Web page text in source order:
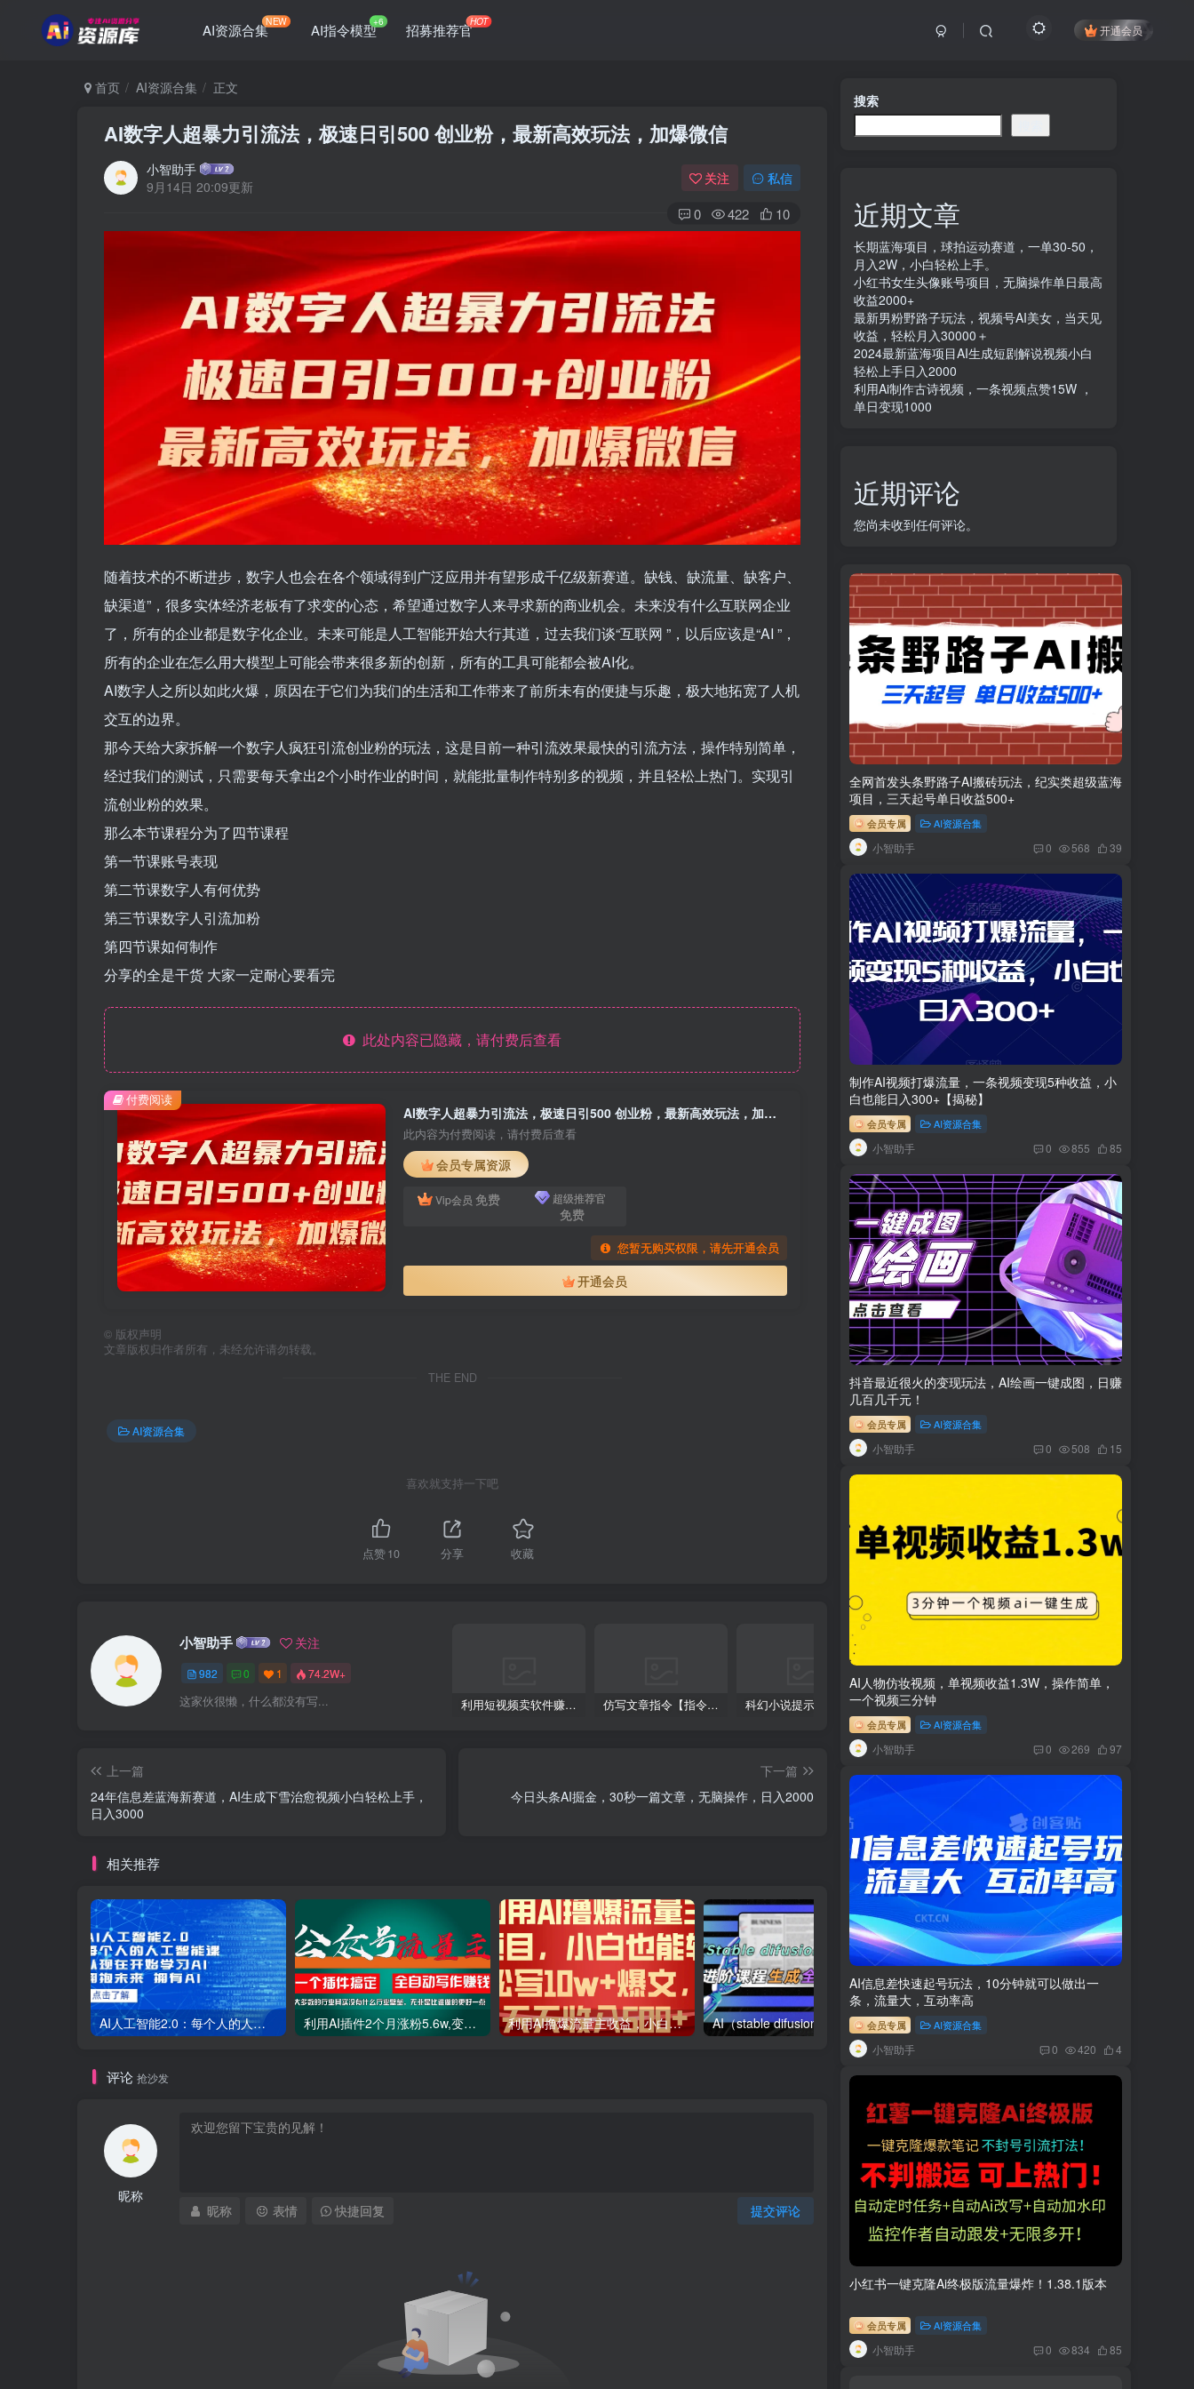
AI资源合集NEW AI指令模型+6 招募推荐官HOT
开通会员
首页 AI资源合集 正文
AI数字人超暴力引流法，极速日引500 创业粉，最新高效玩法，加爆微信
小智助手
9月14日 20:09更新
关注 私信
0 422 10
随着技术的不断进步，数字人也会在各个领域得到广泛应用并有望形成千亿级新赛道。缺钱、缺流量、缺客户、
缺渠道”，很多实体经济老板有了求变的心态，希望通过数字人来寻求新的商业机会。未来没有什么互联网企业
了，所有的企业都是数字化企业。未来可能是人工智能开始大行其道，过去我们谈“互联网 ”，以后应该是“AI ”，
所有的企业在怎么用大模型上可能会带来很多新的创新，所有的工具可能都会被AI化。
AI数字人之所以如此火爆，原因在于它们为我们的生活和工作带来了前所未有的便捷与乐趣，极大地拓宽了人机
交互的边界。
那今天给大家拆解一个数字人疯狂引流创业粉的玩法，这是目前一种引流效果最快的引流方法，操作特别简单，
经过我们的测试，只需要每天拿出2个小时作业的时间，就能批量制作特别多的视频，并且轻松上热门。实现引
流创业粉的效果。
那么本节课程分为了四节课程
第一节课账号表现
第二节课数字人有何优势
第三节课数字人引流加粉
第四节课如何制作
分享的全是干货 大家一定耐心要看完
此处内容已隐藏，请付费后查看
AI数字人超暴力引流法，极速日引500 创业粉，最新高效玩法，加爆微信
此内容为付费阅读，请付费后查看
会员专属资源
Vip会员 免费 超级推荐官
免费
您暂无购买权限，请先开通会员
开通会员
付费阅读
© 版权声明
文章版权归作者所有，未经允许请勿转载。
THE END
AI资源合集
喜欢就支持一下吧
点赞10 分享 收藏
小智助手 关注
982 0 1 74.2W+
这家伙很懒，什么都没有写... 利用短视频卖软件赚钱，新手小白轻松月入10000+！ 仿写文章指令【指令+教程】 科幻小说提示词【指令】
上一篇
24年信息差蓝海新赛道，AI生成下雪治愈视频小白轻松上手，
日入3000
下一篇
今日头条AI掘金，30秒一篇文章，无脑操作，日入2000
相关推荐
AI人工智能2.0：每个人的人工智能课：从现在开始学习AI（38节课） 利用AI插件2个月涨粉5.6w,变现6w,一键生成,即使你不懂技术,也能轻松上手 利用AI撸爆流量主收益，小白也能轻松写10W 爆款文章，轻松日入500 AI（stable difusion ControlNet）绘画进阶课程 办公场景 全面提升工作效率
评论 抢沙发
昵称
提交评论
昵称 表情 快捷回复
搜索
近期文章
长期蓝海项目，球拍运动赛道，一单30-50，
月入2W，小白轻松上手。
小红书女生头像账号项目，无脑操作单日最高
收益2000+
最新男粉野路子玩法，视频号AI美女，当天见
收益，轻松月入30000＋
2024最新蓝海项目AI生成短剧解说视频小白
轻松上手日入2000
利用Ai制作古诗视频，一条视频点赞15W ，
单日变现1000
近期评论
您尚未收到任何评论。
全网首发头条野路子AI搬砖玩法，纪实类超级蓝海
项目，三天起号单日收益500+
会员专属 AI资源合集
小智助手 0 568 39
制作AI视频打爆流量，一条视频变现5种收益，小
白也能日入300+【揭秘】
会员专属 AI资源合集
小智助手 0 855 85
抖音最近很火的变现玩法，AI绘画一键成图，日赚
几百几千元！
会员专属 AI资源合集
小智助手 0 508 15
AI人物仿妆视频，单视频收益1.3W，操作简单，
一个视频三分钟
会员专属 AI资源合集
小智助手 0 269 97
AI信息差快速起号玩法，10分钟就可以做出一
条，流量大，互动率高
会员专属 AI资源合集
小智助手 0 420 4
小红书一键克隆Ai终极版流量爆炸！1.38.1版本
会员专属 AI资源合集
小智助手 0 834 85